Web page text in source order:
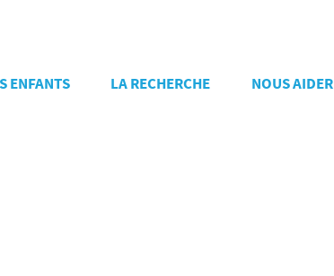
ENFANTS LA RECHERCHE NOUS AIDER